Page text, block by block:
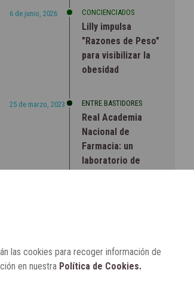
6 de junio, 2026 CONCIENCIADOS
Lilly impulsa
"Razones de Peso"
para visibilizar la
obesidad
25 de marzo, 2023 ENTRE BASTIDORES
Real Academia
Nacional de
Farmacia: un
laboratorio de
las cookies para recoger información de
en nuestra Política de Cookies.